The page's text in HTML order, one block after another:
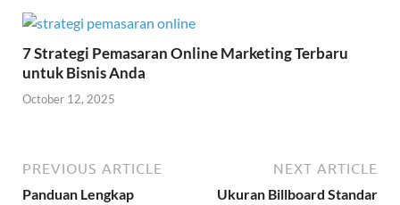
7 Strategi Pemasaran Online Marketing Terbaru
untuk Bisnis Anda
October 12, 2025
PREVIOUS ARTICLE
Panduan Lengkap
NEXT ARTICLE
Ukuran Billboard Standar